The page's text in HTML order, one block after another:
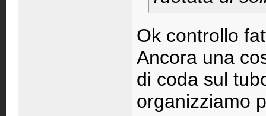
Ok controllo
Ancora una
di coda sul
organizziamo